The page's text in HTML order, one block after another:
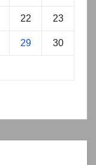
22 23
29 30